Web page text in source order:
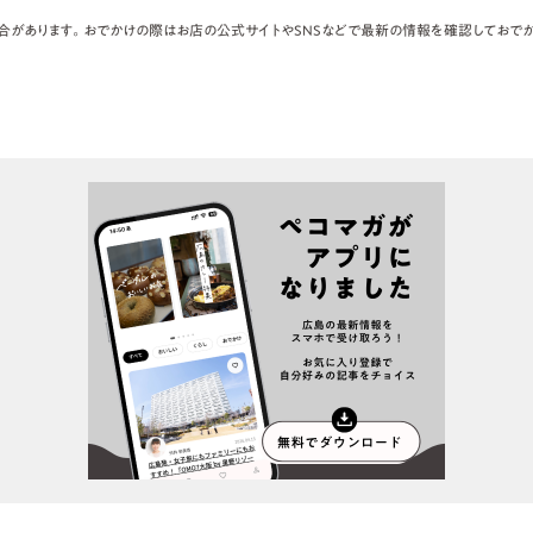
あります。おでかけの際はお店の公式サイトやSNSなどで最新の情報を確認しておでか